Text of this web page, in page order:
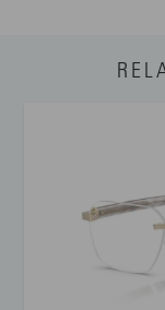
Størrelse:
Brillens